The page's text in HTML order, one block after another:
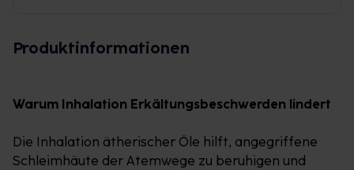
Produktinformationen
Warum Inhalation Erkältungsbeschwerden lindert
Die Inhalation ätherischer Öle hilft, angegriffene
Schleimhäute der Atemwege zu beruhigen und